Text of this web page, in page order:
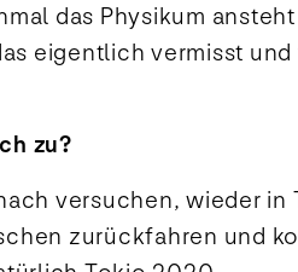
das Physikum
eigentlich vermisst
zu?
versuchen, wieder in
zurückfahren und